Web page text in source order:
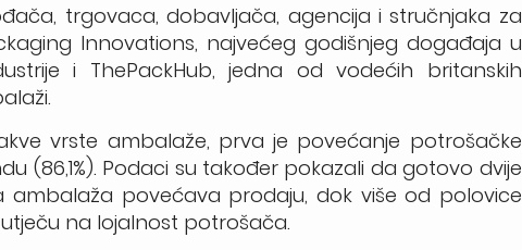
trgovaca, dobavljača, agencija i stručnjaka za
Innovations, najvećeg godišnjeg događaja u
i ThePackHub, jedna od vodećih britanskih
vrste ambalaže, prva je povećanje potrošačke
(86,1%). Podaci su također pokazali da gotovo dvije
ambalaža povećava prodaju, dok više od polovice
na lojalnost potrošača.